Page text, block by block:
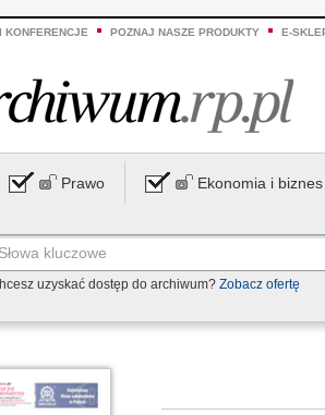
KONFERENCJE POZNAJ NASZE PRODUKTY E-
Prawo Ekonomia i biznes
uzyskać dostęp do archiwum? Zobacz ofertę